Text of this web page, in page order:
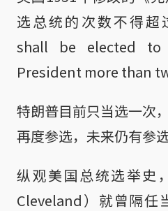
选总统的次数不得超
shall be elected
President more than
特朗普目前只当选一次
再度参选，未来仍有参选
纵观美国总统选举史
Cleveland）就曾隔任